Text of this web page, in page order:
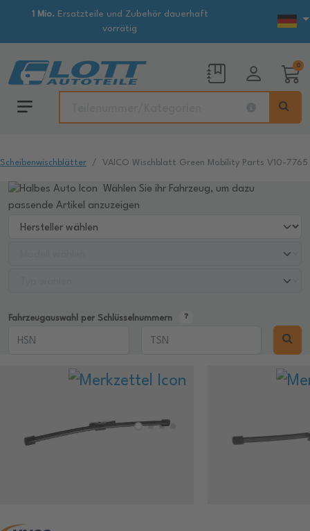
1 Mio.Ersatzteile und Zubehör dauerhaft
vorrätig
0
Scheibenwischblätter VAICO Wischblatt Green Mobility Parts V10-7765
Wählen Sie ihr Fahrzeug, um dazu
passende Artikel anzuzeigen
Fahrzeugauswahl per Schlüsselnummern